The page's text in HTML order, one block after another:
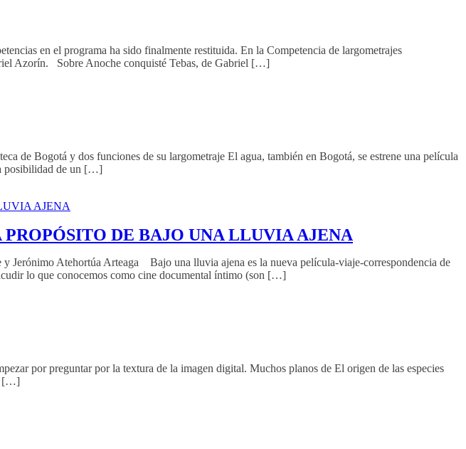
en el programa ha sido finalmente restituida. En la Competencia de largometrajes
Azorín. Sobre Anoche conquisté Tebas, de Gabriel […]
de Bogotá y dos funciones de su largometraje El agua, también en Bogotá, se estrene una película
posibilidad de un […]
DE BAJO UNA LLUVIA AJENA
Atehortúa Arteaga Bajo una lluvia ajena es la nueva película-viaje-correspondencia de
lo que conocemos como cine documental íntimo (son […]
por preguntar por la textura de la imagen digital. Muchos planos de El origen de las especies
[…]